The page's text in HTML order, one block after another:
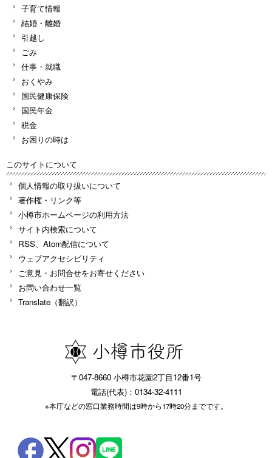
子育て情報
結婚・離婚
引越し
ごみ
仕事・就職
おくやみ
国民健康保険
国民年金
税金
お困りの時は
このサイトについて
個人情報の取り扱いについて
著作権・リンク等
小樽市ホームページの利用方法
サイト内検索について
RSS、Atom配信について
ウェブアクセシビリティ
ご意見・お問合せをお寄せください
お問い合わせ一覧
Translate（翻訳）
〒047-8660 小樽市花園2丁目12番1号
電話(代表)：0134-32-4111
※本庁などの窓口業務時間は9時から17時20分までです。